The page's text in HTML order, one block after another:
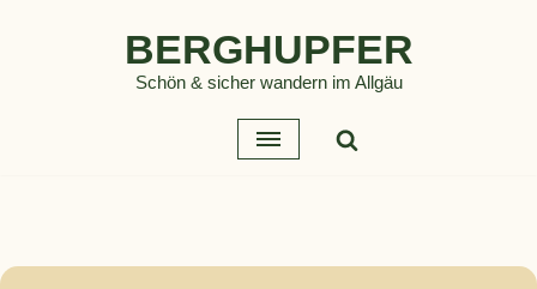
BERGHUPFER
Schön & sicher wandern im Allgäu